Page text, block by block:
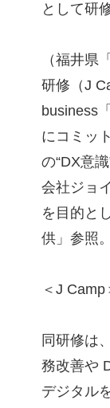
として研
（福井県
研修（J
business
にコミッ
の“DX意
会社ジョ
を目的と
供」参照。
＜J Camp
同研修は
務改善や
デジタル